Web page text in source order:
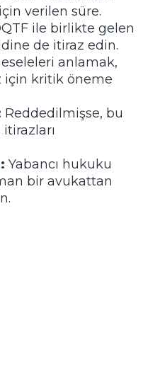
verilen süre.
ile birlikte gelen
de itiraz edin.
anlamak,
için kritik öneme
Reddedilmişse, bu
Yabancı hukuku
bir avukattan